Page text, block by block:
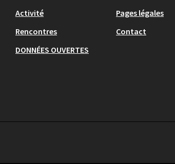
Activité
Rencontres
DONNÉES OUVERTES
Pages légales
Contact